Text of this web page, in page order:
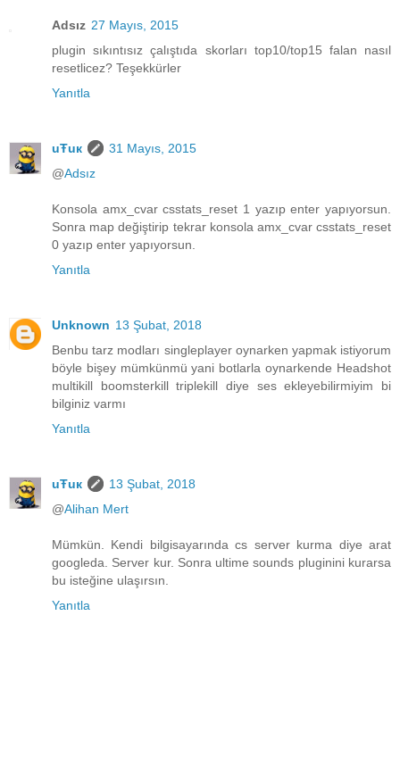
Adsız 27 Mayıs, 2015
plugin sıkıntısız çalıştıda skorları top10/top15 falan nasıl
resetlicez? Teşekkürler
Yanıtla
uŦuк
31 Mayıs, 2015
@Adsız
Konsola amx_cvar csstats_reset 1 yazıp enter yapıyorsun.
Sonra map değiştirip tekrar konsola amx_cvar csstats_reset
0 yazıp enter yapıyorsun.
Yanıtla
Unknown 13 Şubat, 2018
Benbu tarz modları singleplayer oynarken yapmak istiyorum
böyle bişey mümkünmü yani botlarla oynarkende Headshot
multikill boomsterkill triplekill diye ses ekleyebilirmiyim bi
bilginiz varmı
Yanıtla
uŦuк
13 Şubat, 2018
@Alihan Mert
Mümkün. Kendi bilgisayarında cs server kurma diye arat
googleda. Server kur. Sonra ultime sounds pluginini kurarsa
bu isteğine ulaşırsın.
Yanıtla